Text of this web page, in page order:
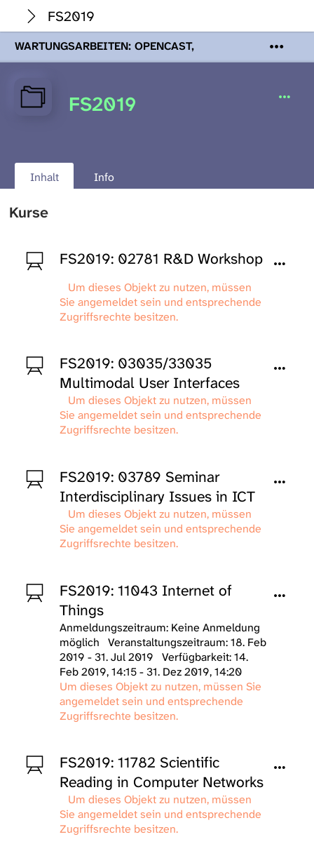
FS2019
WARTUNGSARBEITEN: OPENCAST,
PODCASTS & TOBIRA
Mi 19. August
Wartungsarbeiten an den Opencast-
Servern werden Ihnen Podcasts,
FS2019
Inhalt Info
Kurse
FS2019: 02781 R&D Workshop
Um dieses Objekt zu nutzen, müssen
Sie angemeldet sein und entsprechende
Zugriffsrechte besitzen.
FS2019: 03035/33035
Multimodal User Interfaces
Um dieses Objekt zu nutzen, müssen
Sie angemeldet sein und entsprechende
Zugriffsrechte besitzen.
FS2019: 03789 Seminar
Interdisciplinary Issues in ICT
Um dieses Objekt zu nutzen, müssen
Sie angemeldet sein und entsprechende
Zugriffsrechte besitzen.
FS2019: 11043 Internet of
Things
Anmeldungszeitraum: Keine Anmeldung
möglich
Veranstaltungszeitraum: 18. Feb
2019 - 31. Jul 2019
Verfügbarkeit: 14.
Feb 2019, 14:15 - 31. Dez 2019, 14:20
Um dieses Objekt zu nutzen, müssen Sie
angemeldet sein und entsprechende
Zugriffsrechte besitzen.
FS2019: 11782 Scientific
Reading in Computer Networks
Um dieses Objekt zu nutzen, müssen
Sie angemeldet sein und entsprechende
Zugriffsrechte besitzen.